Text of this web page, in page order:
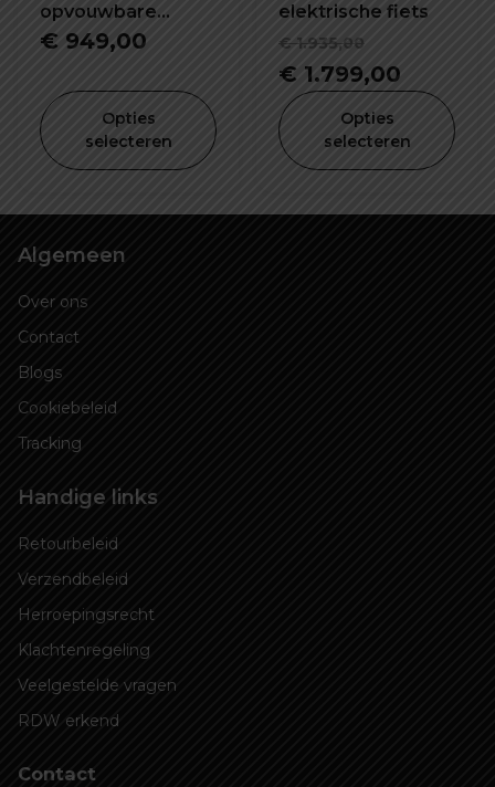
opvouwbare
elektrische fiets
€ 949,00
Opties
selecteren
elektrische fiets
€1.935,00
prijs
was:
€
€ 1.799,00
prijs
is:
€
Opties
selecteren
Algemeen
Over ons
Contact
Blogs
Cookiebeleid
Tracking
Handige links
Retourbeleid
Verzendbeleid
Herroepingsrecht
Klachtenregeling
Veelgestelde vragen
RDW erkend
Contact